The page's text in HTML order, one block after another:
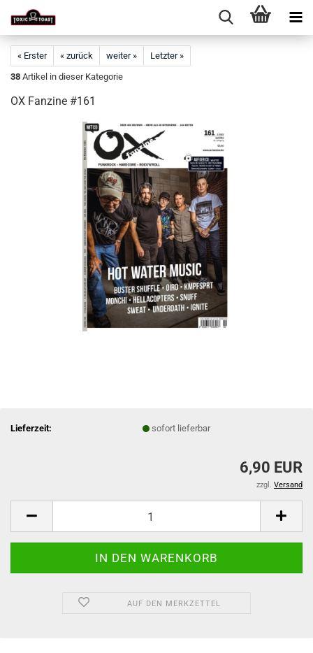
« Erster « zurück weiter »
Letzter »
38 Artikel in dieser Kategorie
OX Fanzine #161
Lieferzeit: sofort lieferbar
6,90 EUR
zzgl. Versand
AUF DEN MERKZETTEL